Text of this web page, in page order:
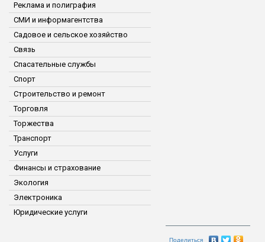
Реклама и полиграфия
СМИ и информагентства
Садовое и сельское хозяйство
Связь
Спасательные службы
Спорт
Строительство и ремонт
Торговля
Торжества
Транспорт
Услуги
Финансы и страхование
Экология
Электроника
Юридические услуги
Поделиться